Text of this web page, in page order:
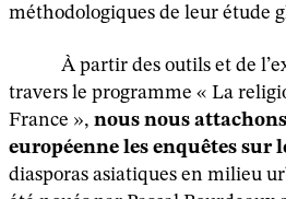
méthodologiques de leur étude
À partir des outils et de
travers le programme « La
France », nous nous
européenne les enquêtes sur
diasporas asiatiques en milieu